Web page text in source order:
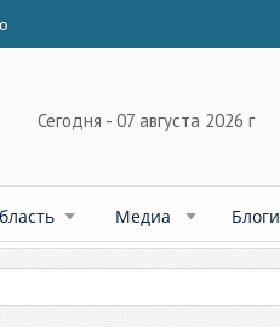
Сегодня - 07 августа 2026 г
Медиа Блоги